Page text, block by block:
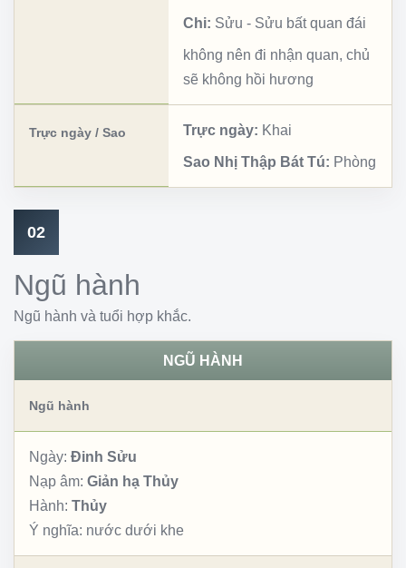
Chi: Sửu - Sửu bất quan đái
không nên đi nhận quan, chủ
sẽ không hồi hương
Trực ngày / Sao Trực ngày: Khai
Sao Nhị Thập Bát Tú: Phòng
02
Ngũ hành
Ngũ hành và tuổi hợp khắc.
NGŨ HÀNH
Ngũ hành
Ngày: Đinh Sửu
Nạp âm: Giản hạ Thủy
Hành: Thủy
Ý nghĩa: nước dưới khe